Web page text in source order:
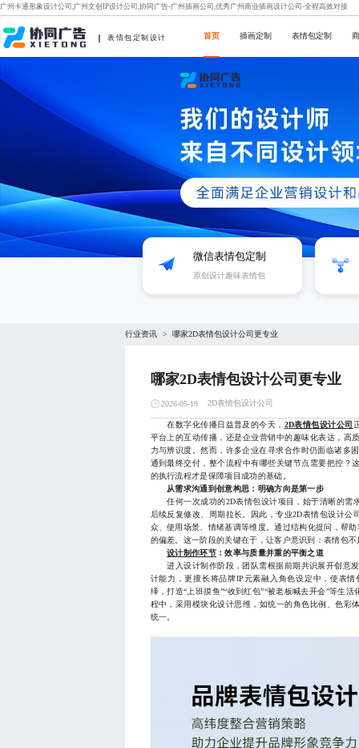
广州卡通形象设计公司,广州文创IP设计公司,协同广告-广州插画公司,优秀广州商业插画设计公司-全程高效对接
表情包定制设计 首页 插画定制 表情包定制
微信表情包定制
原创设计趣味表情包
行业资讯 > 哪家2D表情包设计公司更专业
哪家2D表情包设计公司更专业
2026-05-19 2D表情包设计公司
在数字化传播日益普及的今天， 2D表情包设计公司
平台上的互动传播，还是企业营销中的趣味化表达，高
力与辨识度。然而，许多企业在寻求合作时仍面临诸多
通到最终交付，整个流程中有哪些关键节点需要把控
的执行流程才是保障项目成功的基础。
从需求沟通到创意构思：明确方向是第一步
任何一次成功的2D表情包设计项目，始于清晰的需
后续反复修改、周期拉长。因此，专业2D表情包设计
众、使用场景、情绪基调等维度。通过结构化提问，帮
的偏差。这一阶段的关键在于，让客户意识到：表情包
设计制作环节 ：效率与质量并重的平衡之道
进入设计制作阶段，团队需根据前期共识展开创意发
计能力，更擅长将品牌IP元素融入角色设定中，使表
绎，打造“上班摸鱼”“收到红包”“被老板喊去开会”等生
程中，采用模块化设计思维，如统一的角色比例、色彩
统一。